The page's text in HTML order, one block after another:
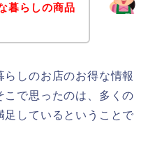
暮らしの商品
しのお店のお得な情報
こで思ったのは、多くの
足しているということで